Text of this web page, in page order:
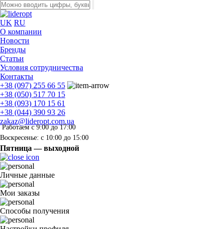
UK RU
О компании
Новости
Бренды
Статьи
Условия сотрудничества
Контакты
+38 (097) 255 66 55
+38 (050) 517 70 15
+38 (093) 170 15 61
+38 (044) 390 93 26
zakaz@lideropt.com.ua
Работаем с 9:00 до 17:00
Воскресенье: с 10:00 до 15:00
Пятница — выходной
Личные данные
Мои заказы
Способы получения